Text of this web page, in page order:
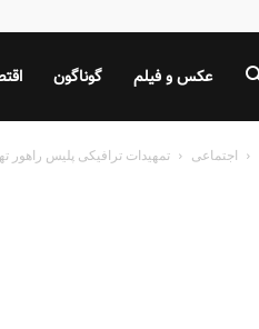
گوناگون عکس و فیلم
اجتماعی تمهیدات ترافیکی پلیس راهور